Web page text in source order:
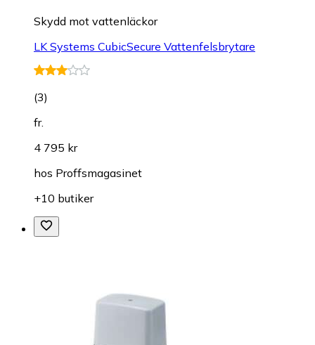
Skydd mot vattenläckor
LK Systems CubicSecure Vattenfelsbrytare
(3)
fr.
4 795 kr
hos Proffsmagasinet
+10 butiker